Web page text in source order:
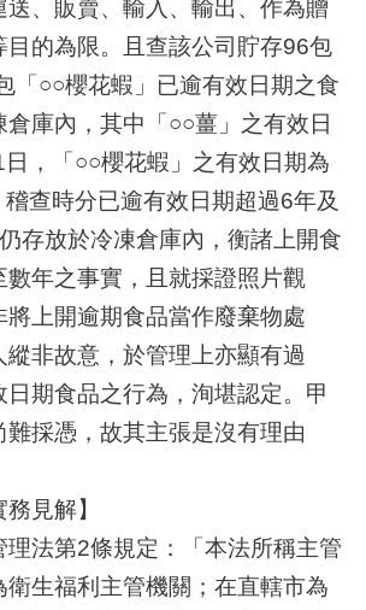
、販賣、輸入、輸出、作為贈
目的為限。且查該公司貯存96包
「○○櫻花蝦」已逾有效日期之食
倉庫內，其中「○○薑」之有效日
，「○○櫻花蝦」之有效日期為
查時分已逾有效日期超過6年及
存放於冷凍倉庫內，衡諸上開食
數年之事實，且就採證照片觀
將上開逾期食品當作廢棄物處
非故意，於管理上亦顯有過
期食品之行為，洵堪認定。甲
採憑，故其主張是沒有理由
見解】
理法第2條規定：「本法所稱主管
生福利主管機關；在直轄市為